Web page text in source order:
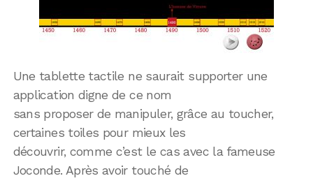
Une tablette tactile ne saurait supporter une
application digne de ce nom
sans proposer de manipuler, grâce au toucher,
certaines toiles pour mieux les
découvrir, comme c’est le cas avec la fameuse
Joconde. Après avoir touché de